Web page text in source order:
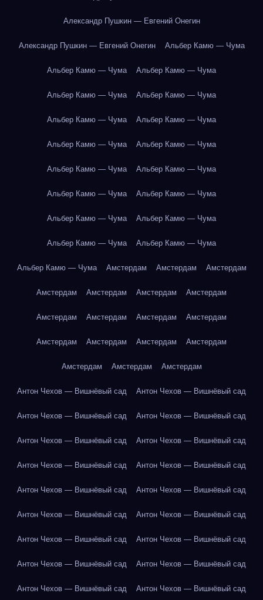
Александр Пушкин — Евгений Онегин
Александр Пушкин — Евгений Онегин Альбер Камю — Чума
Альбер Камю — Чума Альбер Камю — Чума
Альбер Камю — Чума Альбер Камю — Чума
Альбер Камю — Чума Альбер Камю — Чума
Альбер Камю — Чума Альбер Камю — Чума
Альбер Камю — Чума Альбер Камю — Чума
Альбер Камю — Чума Альбер Камю — Чума
Альбер Камю — Чума Альбер Камю — Чума
Альбер Камю — Чума Альбер Камю — Чума
Альбер Камю — Чума Амстердам Амстердам Амстердам
Амстердам Амстердам Амстердам Амстердам
Амстердам Амстердам Амстердам Амстердам
Амстердам Амстердам Амстердам Амстердам
Амстердам Амстердам Амстердам
Антон Чехов — Вишнёвый сад Антон Чехов — Вишнёвый сад
Антон Чехов — Вишнёвый сад Антон Чехов — Вишнёвый сад
Антон Чехов — Вишнёвый сад Антон Чехов — Вишнёвый сад
Антон Чехов — Вишнёвый сад Антон Чехов — Вишнёвый сад
Антон Чехов — Вишнёвый сад Антон Чехов — Вишнёвый сад
Антон Чехов — Вишнёвый сад Антон Чехов — Вишнёвый сад
Антон Чехов — Вишнёвый сад Антон Чехов — Вишнёвый сад
Антон Чехов — Вишнёвый сад Антон Чехов — Вишнёвый сад
Антон Чехов — Вишнёвый сад Антон Чехов — Вишнёвый сад